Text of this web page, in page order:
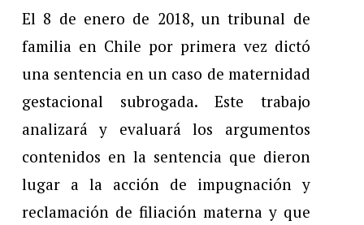
El 8 de enero de 2018, un tribunal de
familia en Chile por primera vez dictó
una sentencia en un caso de maternidad
gestacional subrogada. Este trabajo
analizará y evaluará los argumentos
contenidos en la sentencia que dieron
lugar a la acción de impugnación y
reclamación de filiación materna y que